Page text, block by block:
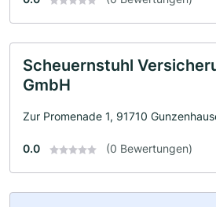
Scheuernstuhl
GmbH
Zur Promenade 1, 91710
0.0 (0 Bewertungen)